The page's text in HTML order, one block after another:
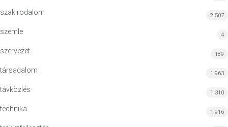
szakirodalom 2 507
szemle 4
szervezet 189
társadalom 1 963
távközlés 1 310
technika 1 916